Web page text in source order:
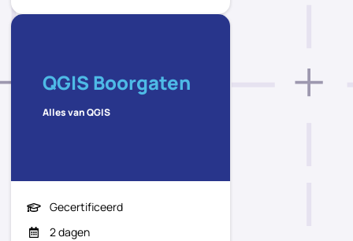
QGIS Boorgaten
Alles van QGIS
Gecertificeerd
2 dagen